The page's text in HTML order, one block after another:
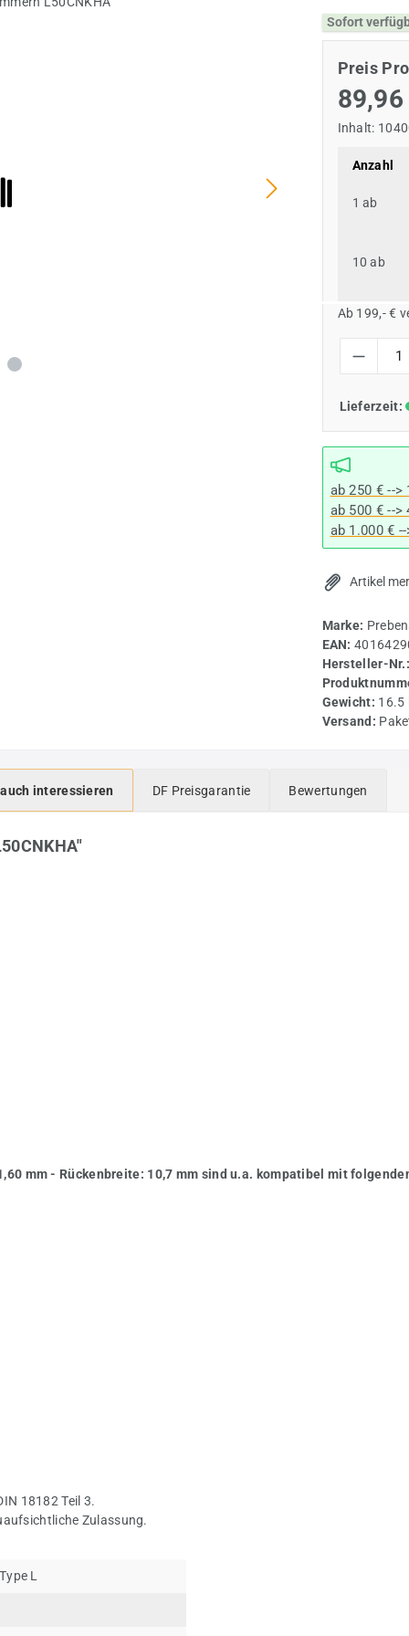
Sofort
Preis
Inhalt:
Anzahl
1 ab
10 ab
Ab 199,- €
Lieferzeit:
ab 250 € --
ab 500 € --
ab 1.000 €
Artikel
Marke:
EAN:
Hersteller-
Gewicht: 16.5
Versand:
interessieren DF Preisgarantie Bewertungen
mm - Rückenbreite: 10,7 mm sind u.a. kompatibel mit
18182 Teil 3.
Zulassung.
L